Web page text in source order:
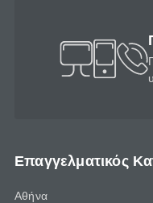
Επαγγελματικός
Αθήνα